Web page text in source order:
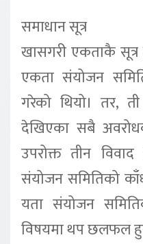
समाधान सूत्र
खासगरी एकताकै
एकता संयोजन
गरेको थियो। तर,
देखिएका सबै
उपरोक्त तीन
संयोजन समितिको
यता संयोजन
विषयमा थप छलफल